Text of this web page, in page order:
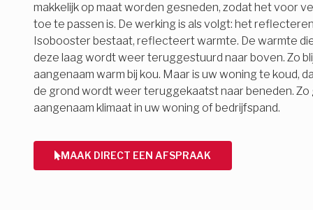
makkelijk op maat worden gesneden, zodat het voor
toe te passen is. De werking is als volgt: het
Isobooster bestaat, reflecteert warmte. De warmte
deze laag wordt weer teruggestuurd naar boven. Zo
aangenaam warm bij kou. Maar is uw woning te koud,
de grond wordt weer teruggekaatst naar beneden. Zo
aangenaam klimaat in uw woning of bedrijfspand.
MAAK DIRECT EEN AFSPRAAK